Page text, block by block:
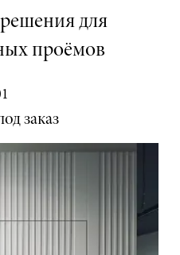
для
проёмов
заказ